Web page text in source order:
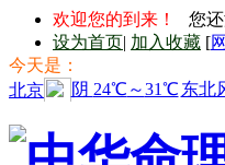
欢迎您的到来！ 您
设为首页| 加入收藏 [
今天是：